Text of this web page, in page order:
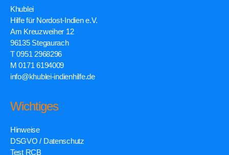
Khublei
Hilfe für Nordost-Indien e.V.
Am Kreuzweiher 12
96135 Stegaurach
T 0951 2968296
M 0171 6194009
info@khublei-indienhilfe.de
Wichtiges
Hinweise
DSGVO / Datenschutz
Test RCB